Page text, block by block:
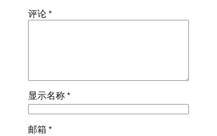
评论*
显示名称*
邮箱*